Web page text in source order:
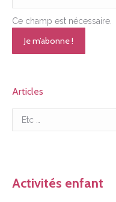
Ce champ est nécessaire.
Articles
Articles
Activités enfant